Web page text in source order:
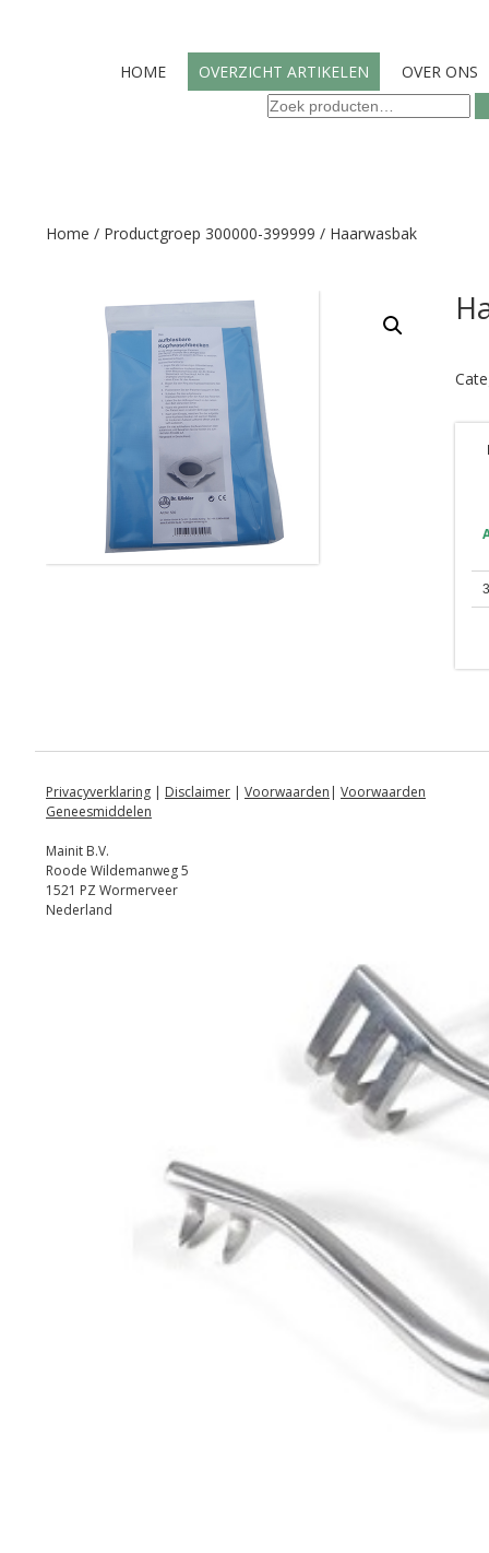
HOME OVERZICHT ARTIKELEN
OVER ONS
Zoeken
Home / Productgroep 300000-399999 / Haarwasbak
Privacyverklaring | Disclaimer | Voorwaarden | Voorwaarden
Geneesmiddelen
Mainit B.V.
Roode Wildemanweg 5
1521 PZ Wormerveer
Nederland